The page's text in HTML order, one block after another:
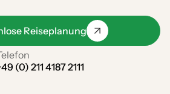
Reiseplanung
(0) 211 4187 2111